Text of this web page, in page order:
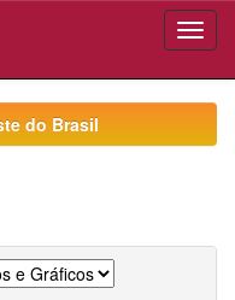
do Brasil